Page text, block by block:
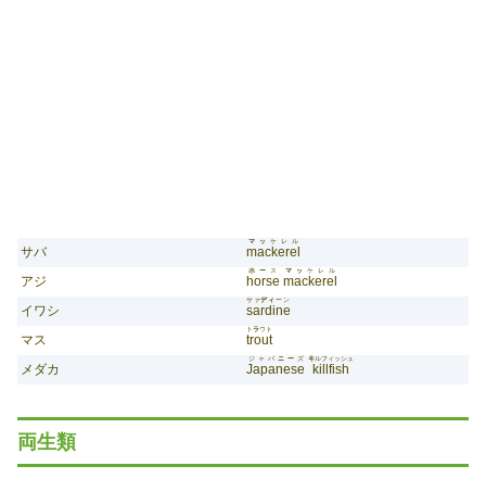
サバ mackerel
マッ ケレル
アジ horse
ホー ス
mackerel
マッ ケレル
イワシ sardine
サァディーン
マス trout
トラウト
メダカ Japanese
ジャパ ニー ズ
killfish
キルフィッシュ
両生類